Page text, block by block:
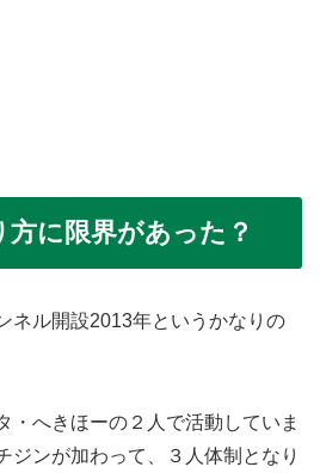
に限界があった？
ネル開設2013年というかなりの
・へきほーの２人で活動していま
ジンが加わって、３人体制となり